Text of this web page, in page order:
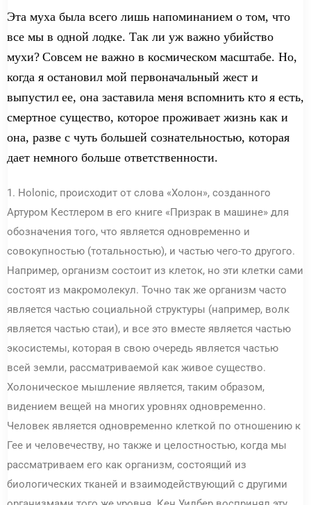
Эта муха была всего лишь напоминанием о том, что
все мы в одной лодке. Так ли уж важно убийство
мухи? Совсем не важно в космическом масштабе. Но,
когда я остановил мой первоначальный жест и
выпустил ее, она заставила меня вспомнить кто я есть,
смертное существо, которое проживает жизнь как и
она, разве с чуть большей сознательностью, которая
дает немного больше ответственности.
1. Holonic, происходит от слова «Холон», созданного
Артуром Кестлером в его книге «Призрак в машине» для
обозначения того, что является одновременно и
совокупностью (тотальностью), и частью чего-то другого.
Например, организм состоит из клеток, но эти клетки сами
состоят из макромолекул. Точно так же организм часто
является частью социальной структуры (например, волк
является частью стаи), и все это вместе является частью
экосистемы, которая в свою очередь является частью
всей земли, рассматриваемой как живое существо.
Холоническое мышление является, таким образом,
видением вещей на многих уровнях одновременно.
Человек является одновременно клеткой по отношению к
Гее и человечеству, но также и целостностью, когда мы
рассматриваем его как организм, состоящий из
биологических тканей и взаимодействующий с другими